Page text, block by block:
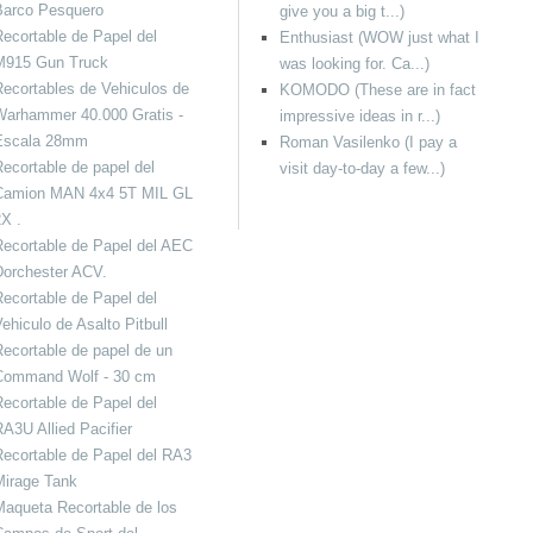
give you a big t...)
Enthusiast (WOW just what I
was looking for. Ca...)
KOMODO (These are in fact
impressive ideas in r...)
Roman Vasilenko (I pay a
visit day-to-day a few...)
Pesquero
de Papel del
Gun Truck
de Vehiculos de
40.000 Gratis -
28mm
de papel del
MAN 4x4 5T MIL GL
.
de Papel del AEC
ACV.
de Papel del
de Asalto Pitbull
de papel de un
Wolf - 30 cm
de Papel del
Allied Pacifier
de Papel del RA3
Tank
Recortable de los